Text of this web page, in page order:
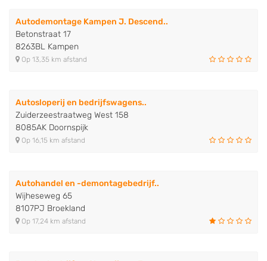
Autodemontage Kampen J. Descend..
Betonstraat 17
8263BL Kampen
Op 13,35 km afstand
Autosloperij en bedrijfswagens..
Zuiderzeestraatweg West 158
8085AK Doornspijk
Op 16,15 km afstand
Autohandel en -demontagebedrijf..
Wijheseweg 65
8107PJ Broekland
Op 17,24 km afstand